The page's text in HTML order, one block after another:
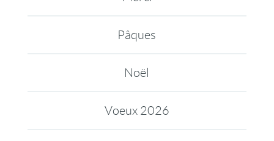
Pâques
Noël
Voeux 2026